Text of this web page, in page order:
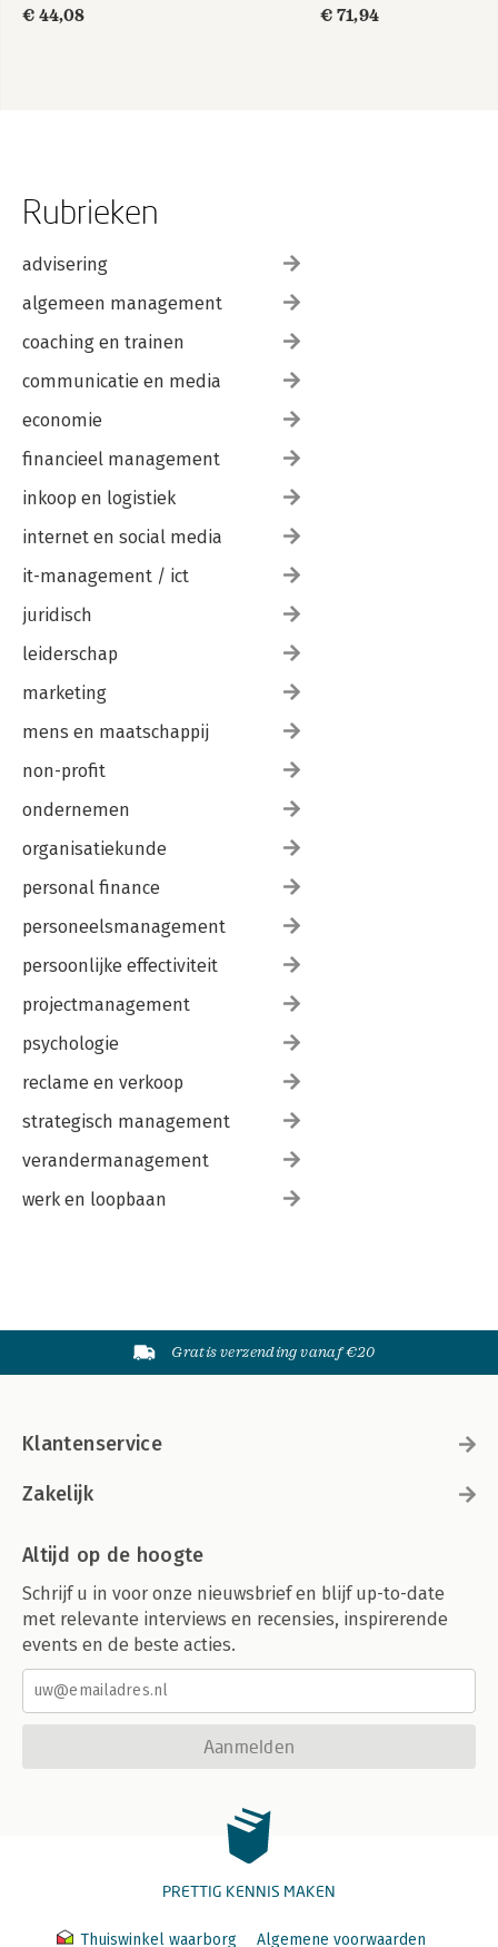
€ 44,08
€ 71,94
Rubrieken
advisering
algemeen management
coaching en trainen
communicatie en media
economie
financieel management
inkoop en logistiek
internet en social media
it-management / ict
juridisch
leiderschap
marketing
mens en maatschappij
non-profit
ondernemen
organisatiekunde
personal finance
personeelsmanagement
persoonlijke effectiviteit
projectmanagement
psychologie
reclame en verkoop
strategisch management
verandermanagement
werk en loopbaan
Gratis verzending vanaf €20
Klantenservice
Zakelijk
Altijd op de hoogte
Schrijf u in voor onze nieuwsbrief en blijf up-to-date
met relevante interviews en recensies, inspirerende
events en de beste acties.
Aanmelden
PRETTIG KENNIS MAKEN
Thuiswinkel waarborg Algemene voorwaarden